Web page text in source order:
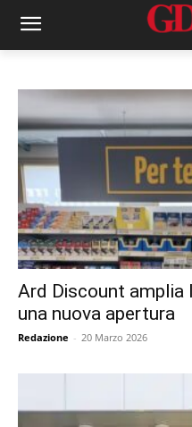
Ard Discount amplia
una nuova apertura
Redazione - 20 Marzo 2026